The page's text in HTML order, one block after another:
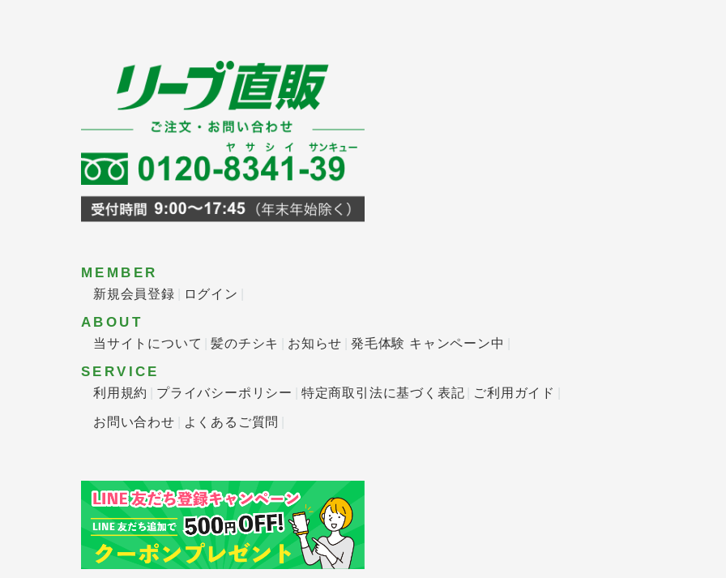
MEMBER
新規会員登録 ログイン
ABOUT
当サイトについて 髪のチシキ お知らせ 発毛体験 キャンペーン中
SERVICE
利用規約 プライバシーポリシー 特定商取引法に基づく表記 ご利用ガイド
お問い合わせ よくあるご質問